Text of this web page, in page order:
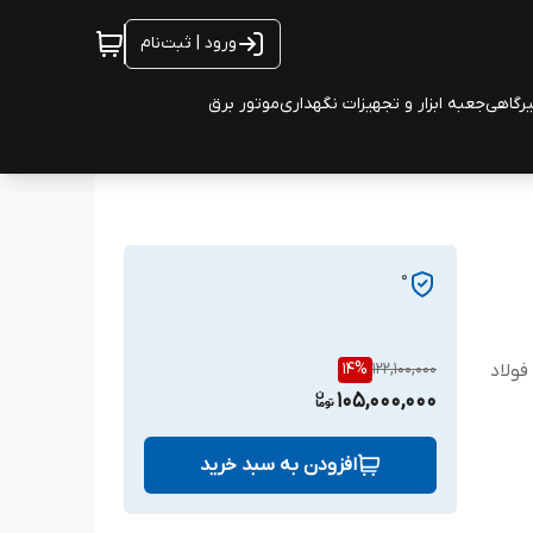
ورود | ثبت‌نام
جعبه ابزار و تجهیزات نگهداریموتور برق
0
122,100,000
14%
105,000,000
افزودن به سبد خرید